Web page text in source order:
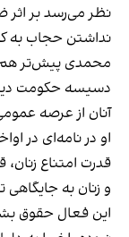
نظر می‌رسد بر
نداشتن حجاب به
محمدی پیش‌تر هم
دسیسه حکومت
آنان از عرصه
او در نامه‌ای در
قدرت امتناع
و زنان به
این فعال حقوق